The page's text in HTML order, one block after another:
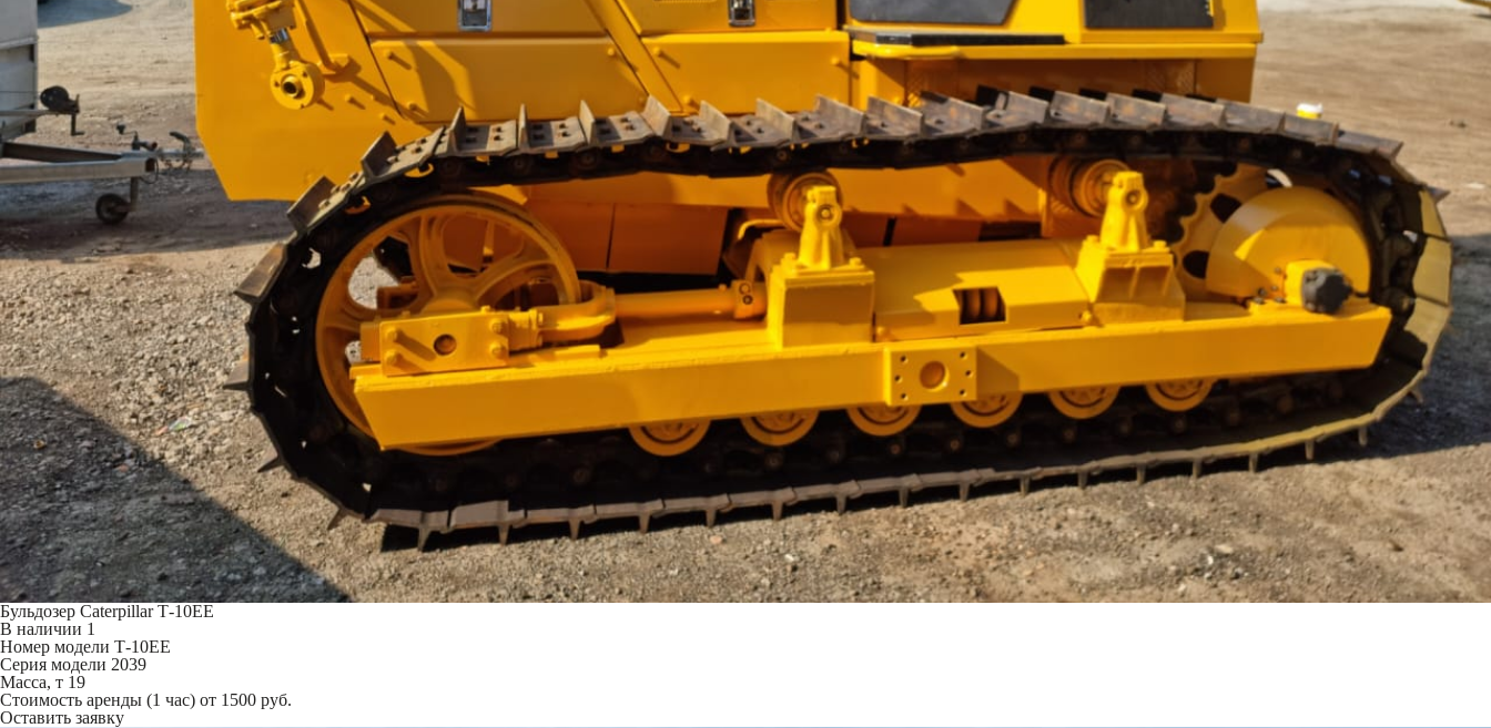
Бульдозер Caterpillar Т-10ЕЕ
В наличии 1
Номер модели Т-10ЕЕ
Серия модели 2039
Масса, т 19
Стоимость аренды (1 час) от 1500 руб.
Оставить заявку